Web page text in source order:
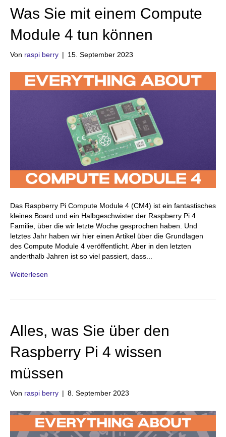
Was Sie mit einem Compute
Module 4 tun können
Von raspi berry | 15. September 2023
Das Raspberry Pi Compute Module 4 (CM4) ist ein fantastisches
kleines Board und ein Halbgeschwister der Raspberry Pi 4
Familie, über die wir letzte Woche gesprochen haben. Und
letztes Jahr haben wir hier einen Artikel über die Grundlagen
des Compute Module 4 veröffentlicht. Aber in den letzten
anderthalb Jahren ist so viel passiert, dass...
Weiterlesen
Alles, was Sie über den
Raspberry Pi 4 wissen
müssen
Von raspi berry | 8. September 2023